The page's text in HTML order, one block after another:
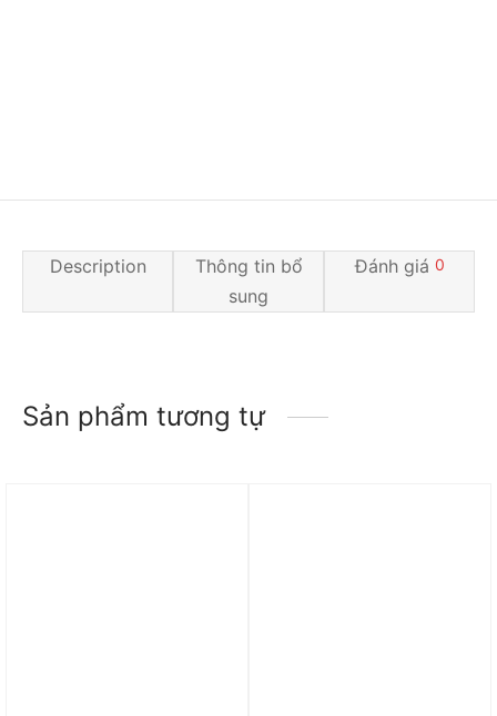
Description
Thông tin bổ
sung
Đánh giá 0
Sản phẩm tương tự